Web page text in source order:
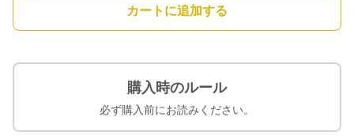
カートに追加する
購入時のルール
必ず購入前にお読みください。